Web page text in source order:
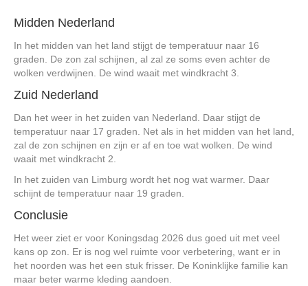
Midden Nederland
In het midden van het land stijgt de temperatuur naar 16
graden. De zon zal schijnen, al zal ze soms even achter de
wolken verdwijnen. De wind waait met windkracht 3.
Zuid Nederland
Dan het weer in het zuiden van Nederland. Daar stijgt de
temperatuur naar 17 graden. Net als in het midden van het land,
zal de zon schijnen en zijn er af en toe wat wolken. De wind
waait met windkracht 2.
In het zuiden van Limburg wordt het nog wat warmer. Daar
schijnt de temperatuur naar 19 graden.
Conclusie
Het weer ziet er voor Koningsdag 2026 dus goed uit met veel
kans op zon. Er is nog wel ruimte voor verbetering, want er in
het noorden was het een stuk frisser. De Koninklijke familie kan
maar beter warme kleding aandoen.